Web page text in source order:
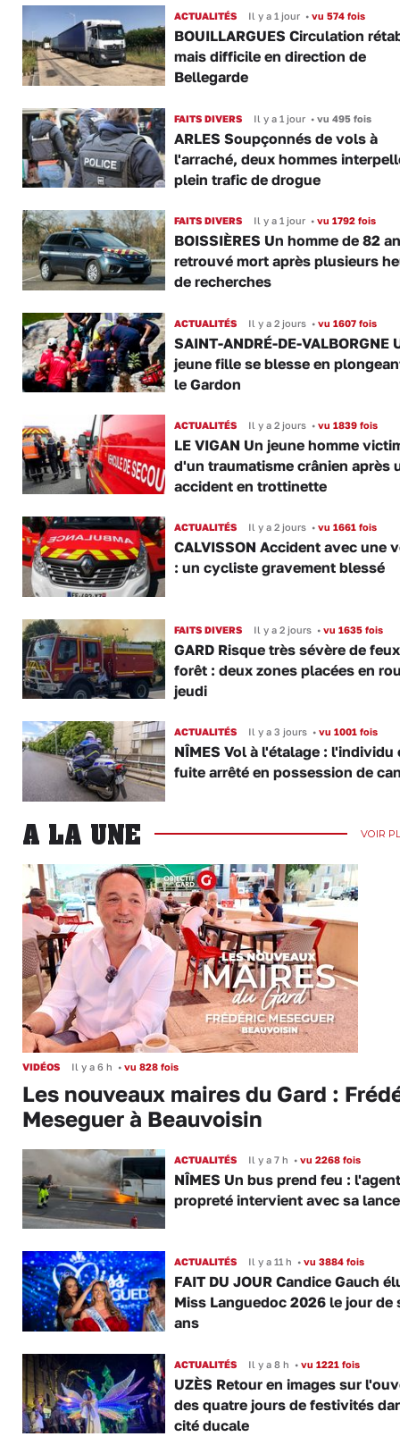
ACTUALITÉS Il y a 1 jour •vu 574 fois
BOUILLARGUES Circulation
mais difficile en direction de
Bellegarde
FAITS DIVERS Il y a 1 jour •vu 495 fois
ARLES Soupçonnés de vols à
l'arraché, deux hommes
plein trafic de drogue
FAITS DIVERS Il y a 1 jour •vu 1792 fois
BOISSIÈRES Un homme de 82
retrouvé mort après plusieurs
de recherches
ACTUALITÉS Il y a 2 jours •vu 1607 fois
SAINT-ANDRÉ-DE-VALBORGNE
jeune fille se blesse en
le Gardon
ACTUALITÉS Il y a 2 jours •vu 1839 fois
LE VIGAN Un jeune homme
d'un traumatisme crânien après
accident en trottinette
ACTUALITÉS Il y a 2 jours •vu 1661 fois
CALVISSON Accident avec une
: un cycliste gravement blessé
FAITS DIVERS Il y a 2 jours •vu 1635 fois
GARD Risque très sévère de
forêt : deux zones placées en
jeudi
ACTUALITÉS Il y a 3 jours •vu 1001 fois
NÎMES Vol à l'étalage : l'individu
fuite arrêté en possession de
A LA UNE VOIR
VIDÉOS Il y a 6 h • vu 828 fois
Les nouveaux maires du Gard :
Meseguer à Beauvoisin
ACTUALITÉS Il y a 7 h •vu 2268 fois
NÎMES Un bus prend feu :
propreté intervient avec sa lance
ACTUALITÉS Il y a 11 h •vu 3884 fois
FAIT DU JOUR Candice Gauch
Miss Languedoc 2026 le jour de
ans
ACTUALITÉS Il y a 8 h •vu 1221 fois
UZÈS Retour en images sur
des quatre jours de festivités
cité ducale